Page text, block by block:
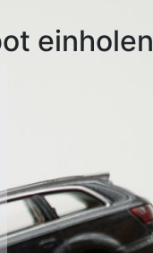
einholen